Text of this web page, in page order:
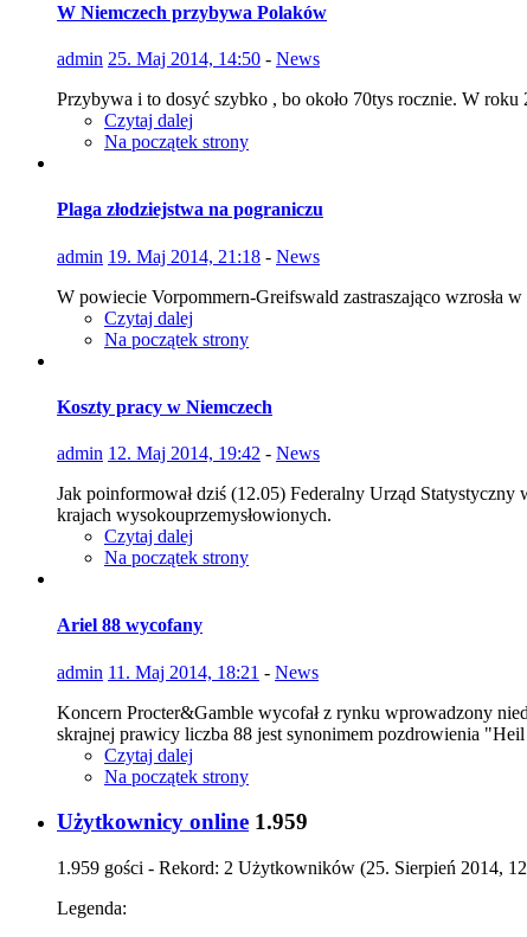
W Niemczech przybywa Polaków
admin 25. Maj 2014, 14:50 - News
Przybywa i to dosyć szybko , bo około 70tys rocznie. W
Czytaj dalej
Na początek strony
Plaga złodziejstwa na pograniczu
admin 19. Maj 2014, 21:18 - News
W powiecie Vorpommern-Greifswald zastraszająco wzrosła
Czytaj dalej
Na początek strony
Koszty pracy w Niemczech
admin 12. Maj 2014, 19:42 - News
Jak poinformował dziś (12.05) Federalny Urząd
krajach wysokouprzemysłowionych.
Czytaj dalej
Na początek strony
Ariel 88 wycofany
admin 11. Maj 2014, 18:21 - News
Koncern Procter&Gamble wycofał z rynku wprowadzony
skrajnej prawicy liczba 88 jest synonimem pozdrowienia
Czytaj dalej
Na początek strony
Użytkownicy online 1.959
1.959 gości - Rekord: 2 Użytkowników (25. Sierpień 2014,
Legenda: